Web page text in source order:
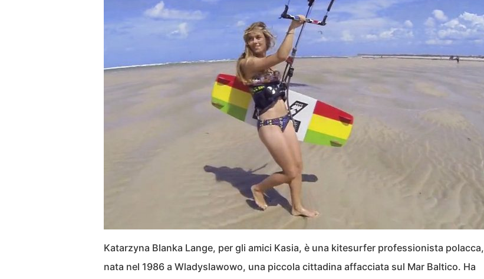
Katarzyna Blanka Lange, per gli amici Kasia, è una kitesurfer professionista polacca,
nata nel 1986 a Wladyslawowo, una piccola cittadina affacciata sul Mar Baltico. Ha